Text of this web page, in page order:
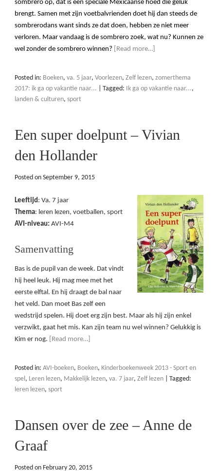
sombrero op, dat is een speciale Mexicaanse hoed die geluk
brengt. Samen met zijn voetbalvrienden doet hij dan steeds de
sombrerodans want sinds ze dat doen, hebben ze niet meer
verloren. Maar vandaag is de sombrero zoek, wat nu? Kunnen ze
wel zonder de sombrero winnen?
[Read more…]
Posted in: Boeken, va. 5 jaar, Voorlezen, Zelf lezen, zomerthema
2017: ik ga op vakantie naar...
Tagged: Ik ga op vakantie naar...,
landen & culturen, sport
Een super doelpunt – Vivian
den Hollander
Posted on September 9, 2015
Leeftijd: Va. 7 jaar
Thema: leren lezen, voetballen, sport
AVI-niveau: AVI-M4
Samenvatting
Bas is de pupil van de week. Dat vindt
hij heel leuk. Hij mag mee met het
eerste elftal. En hij draagt de bal naar
het veld. Dan moet Bas zelf een
wedstrijd spelen. Hij doet erg zijn best. Maar als hij zijn enkel
verzwikt, gaat het mis. Kan zijn team nu wel winnen? Gelukkig is
Kim er nog.
[Read more…]
Posted in: AVI-boeken, Boeken, Kinderboekenweek 2013 - Sport en
spel, Leren lezen, Makkelijk lezen, va. 7 jaar, Zelf lezen
Tagged:
leren lezen, sport
Dansen over de zee – Anne de
Graaf
Posted on February 20, 2015